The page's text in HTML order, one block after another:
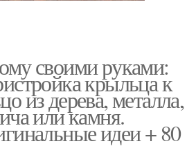
своими руками:
крыльца к
из дерева, металла,
или камня.
идеи + 80